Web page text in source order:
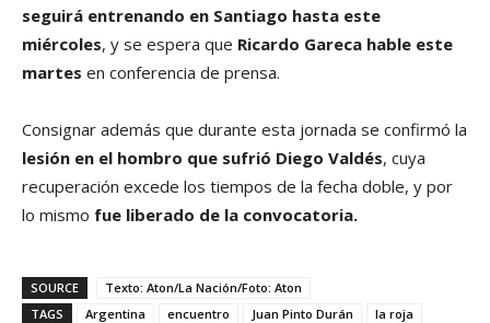
seguirá entrenando en Santiago hasta este
miércoles, y se espera que Ricardo Gareca hable este
martes en conferencia de prensa.
Consignar además que durante esta jornada se confirmó la
lesión en el hombro que sufrió Diego Valdés, cuya
recuperación excede los tiempos de la fecha doble, y por
lo mismo fue liberado de la convocatoria.
SOURCE
Texto: Aton/La Nación/Foto: Aton
TAGS
Argentina encuentro Juan Pinto Durán
la roja